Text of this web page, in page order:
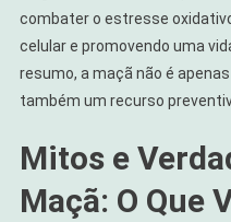
combater o estresse
celular e promovendo uma
resumo, a maçã não é
também um recurso
Mitos e
Maçã: O Que